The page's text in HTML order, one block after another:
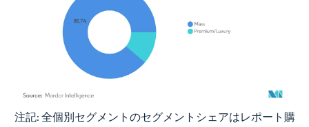
画像 © Mordor Intelligence。再利用にはCC BY 4.0の表示が必要です。
注記: 全個別セグメントのセグメントシェアはレポート購